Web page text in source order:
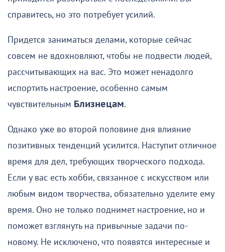
справитесь, но это потребует усилий.
Придется заниматься делами, которые сейчас
совсем не вдохновляют, чтобы не подвести людей,
рассчитывающих на вас. Это может ненадолго
испортить настроение, особенно самым
чувствительным Близнецам.
Однако уже во второй половине дня влияние
позитивных тенденций усилится. Наступит отличное
время для дел, требующих творческого подхода.
Если у вас есть хобби, связанное с искусством или
любым видом творчества, обязательно уделите ему
время. Оно не только поднимет настроение, но и
поможет взглянуть на привычные задачи по-
новому. Не исключено, что появятся интересные и